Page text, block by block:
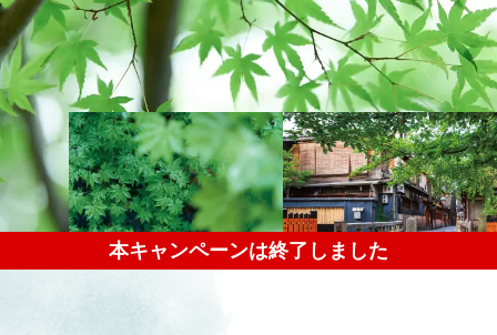
本キャンペーンは終了しました